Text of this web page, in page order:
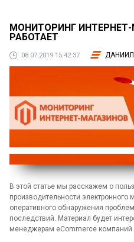
МОНИТОРИНГ ИНТЕРНЕТ-
РАБОТАЕТ
08.07.2019 15:42:37
В этой статье мы расскажем о
производительности
оперативного обнаружения
последствий. Материал будет
менеджерам eCommerce компаний.